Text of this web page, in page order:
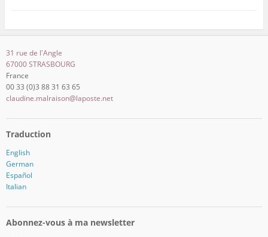
31 rue de l'Angle
67000 STRASBOURG
France
00 33 (0)3 88 31 63 65
claudine.malraison@laposte.net
Traduction
English
German
Español
Italian
Abonnez-vous à ma newsletter